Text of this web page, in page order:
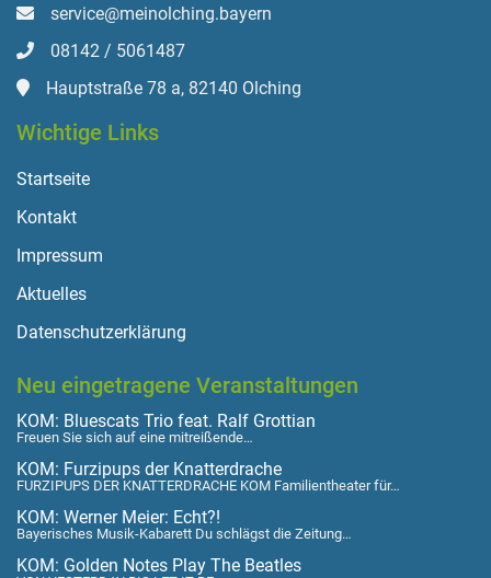
service@meinolching.bayern
08142 / 5061487
Hauptstraße 78 a, 82140 Olching
Wichtige Links
Startseite
Kontakt
Impressum
Aktuelles
Datenschutzerklärung
Neu eingetragene Veranstaltungen
KOM: Bluescats Trio feat. Ralf Grottian
Freuen Sie sich auf eine mitreißende…
KOM: Furzipups der Knatterdrache
FURZIPUPS DER KNATTERDRACHE KOM Familientheater für…
KOM: Werner Meier: Echt?!
Bayerisches Musik-Kabarett Du schlägst die Zeitung…
KOM: Golden Notes Play The Beatles